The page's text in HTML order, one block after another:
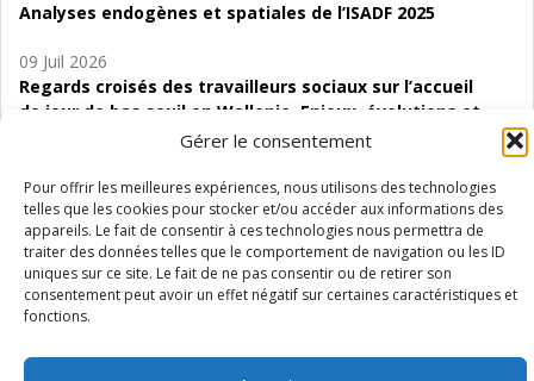
Gérer le consentement
Pour offrir les meilleures expériences, nous utilisons des technologies
telles que les cookies pour stocker et/ou accéder aux informations des
appareils. Le fait de consentir à ces technologies nous permettra de
traiter des données telles que le comportement de navigation ou les ID
uniques sur ce site. Le fait de ne pas consentir ou de retirer son
consentement peut avoir un effet négatif sur certaines caractéristiques et
fonctions.
Analyses endogènes et spatiales de l’ISADF 2025
09 Juil 2026
Regards croisés des travailleurs sociaux sur l’accueil
de jour de bas seuil en Wallonie. Enjeux, évolutions et
06 Juil 2026
Étude d’évaluabilité des Structures
d’accompagnement à l’autocréation d’emploi (SAACE)
01 Juil 2026
Pénurie du personnel infirmier :quels indicateurs
Wallonie ?